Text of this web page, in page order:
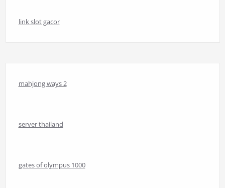
link slot gacor
mahjong ways 2
server thailand
gates of olympus 1000